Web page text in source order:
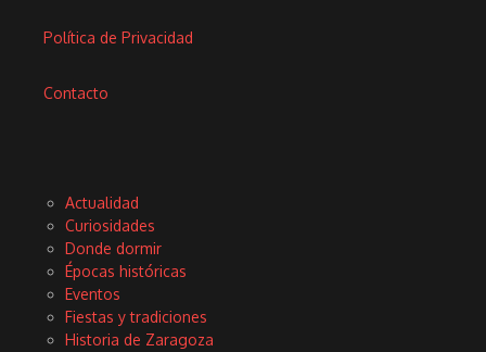
Política de Privacidad
Contacto
Actualidad
Curiosidades
Donde dormir
Épocas históricas
Eventos
Fiestas y tradiciones
Historia de Zaragoza